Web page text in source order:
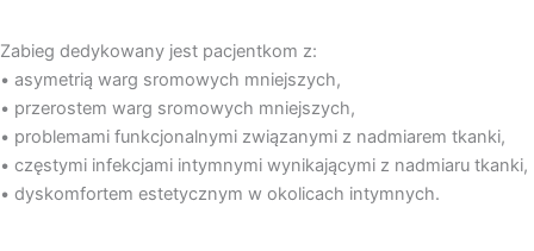
Zabieg dedykowany jest pacjentkom z:
• asymetrią warg sromowych mniejszych,
• przerostem warg sromowych mniejszych,
• problemami funkcjonalnymi związanymi z nadmiarem tkanki,
• częstymi infekcjami intymnymi wynikającymi z nadmiaru tkanki,
• dyskomfortem estetycznym w okolicach intymnych.